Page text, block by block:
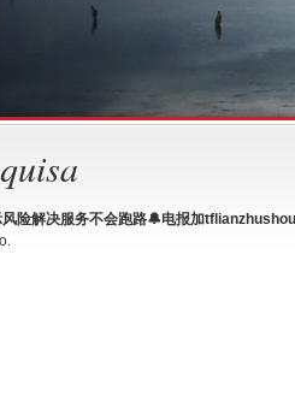
险解决服务不会跑路🔔电报加